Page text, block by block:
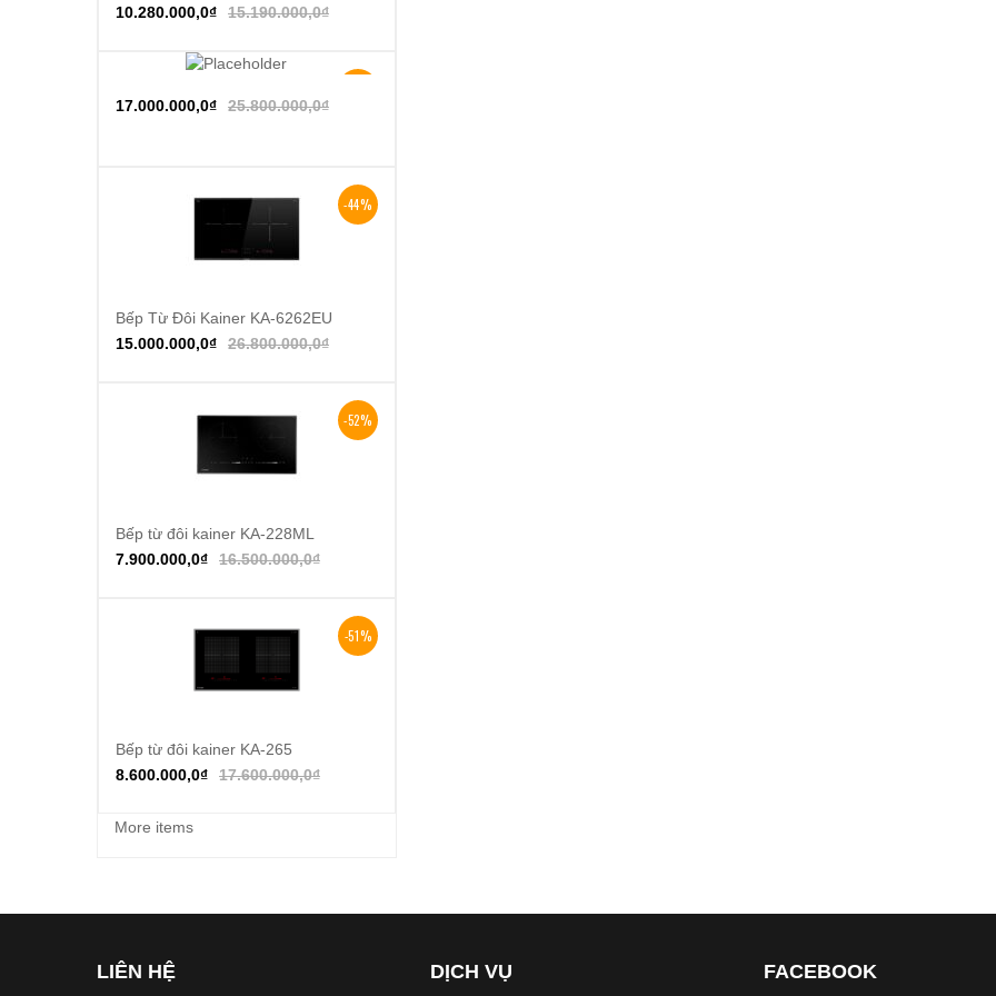
15.190.000,0₫
10.280.000,0₫
Thêm vào giỏ hàng
25.800.000,0₫
17.000.000,0₫
-44%
Thêm vào giỏ hàng
Bếp Từ Đôi Kainer KA-6262EU
26.800.000,0₫
15.000.000,0₫
-52%
Thêm vào giỏ hàng
Bếp từ đôi kainer KA-228ML
16.500.000,0₫
7.900.000,0₫
-51%
Thêm vào giỏ hàng
Bếp từ đôi kainer KA-265
17.600.000,0₫
8.600.000,0₫
More items
LIÊN HỆ DỊCH VỤ FACEBOOK